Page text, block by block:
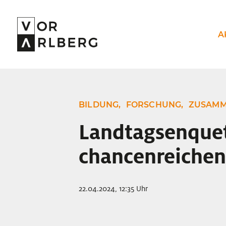
BILDUNG, FORSCHUNG,
22.04.2024, 12:35 Uhr